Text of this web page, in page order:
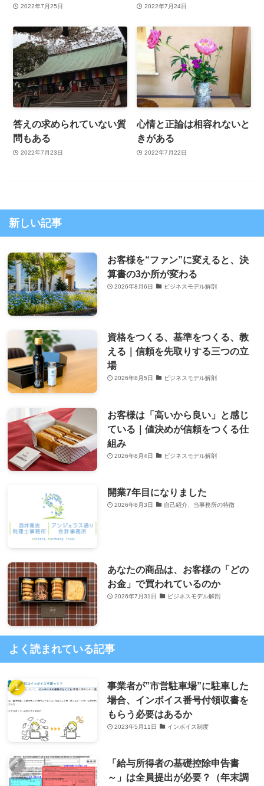
2022年7月25日 2022年7月24日
答えの求められていない質
問もある
2022年7月23日
心情と正論は相容れないと
きがある
2022年7月22日
新しい記事
お客様を“ファン”に変えると、決
算書の3か所が変わる
2026年8月6日 ビジネスモデル解剖
資格をつくる、基準をつくる、教
える｜信頼を先取りする三つの立
場
2026年8月5日 ビジネスモデル解剖
お客様は「高いから良い」と感じ
ている｜値決めが信頼をつくる仕
組み
2026年8月4日 ビジネスモデル解剖
開業7年目になりました
2026年8月3日 自己紹介、当事務所の特徴
あなたの商品は、お客様の「どの
お金」で買われているのか
2026年7月31日 ビジネスモデル解剖
よく読まれている記事
事業者が”市営駐車場”に駐車した
場合、インボイス番号付領収書を
もらう必要はあるか
2023年5月11日 インボイス制度
「給与所得者の基礎控除申告書
～」は全員提出が必要？（年末調